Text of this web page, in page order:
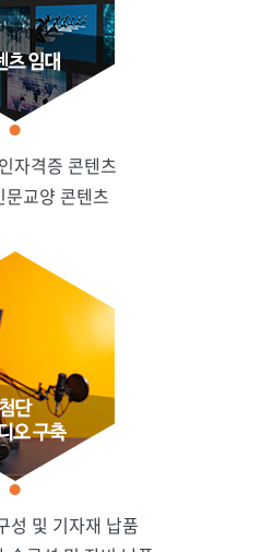
자격증 콘텐츠
문교양 콘텐츠
성 및 기자재 납품